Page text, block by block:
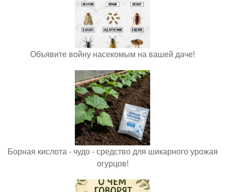
Объявите войну насекомым на вашей даче!
Борная кислота - чудо - средство для шикарного урожая
огурцов!